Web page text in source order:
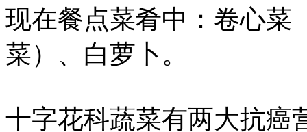
现在餐点菜肴中：卷心菜
菜）、白萝卜。
十字花科蔬菜有两大抗癌